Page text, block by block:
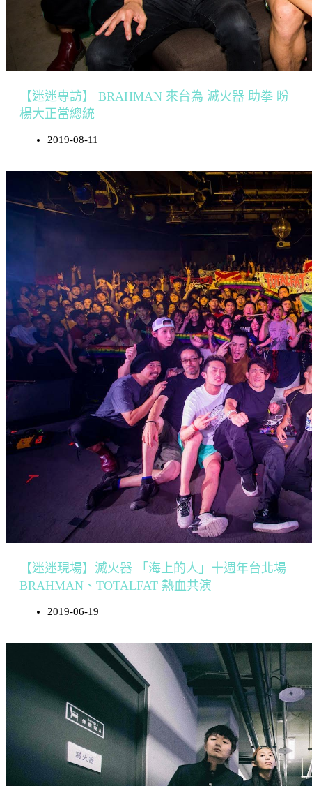
【迷迷專訪】 BRAHMAN 來台為 滅火器 助拳 盼
楊大正當總統
2019-08-11
【迷迷現場】滅火器 「海上的人」十週年台北場
BRAHMAN、TOTALFAT 熱血共演
2019-06-19